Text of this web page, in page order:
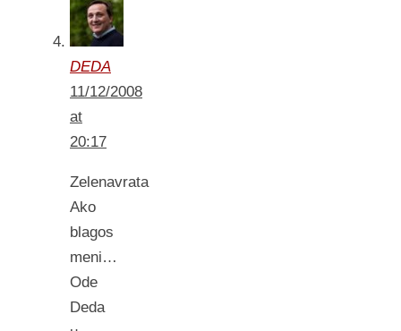
DEDA
11/12/2008
at
20:17
Zelenavrata
Ako
blagos
meni…
Ode
Deda